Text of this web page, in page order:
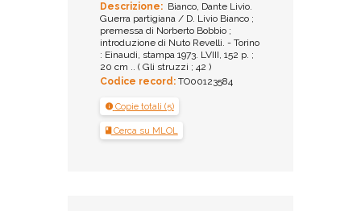
Descrizione: Bianco, Dante Livio.
Guerra partigiana / D. Livio Bianco ;
premessa di Norberto Bobbio ;
introduzione di Nuto Revelli. - Torino
: Einaudi, stampa 1973. LVIII, 152 p. ;
20 cm .. ( Gli struzzi ; 42 )
Codice record: TO00123584
Copie totali (5)
Cerca su MLOL